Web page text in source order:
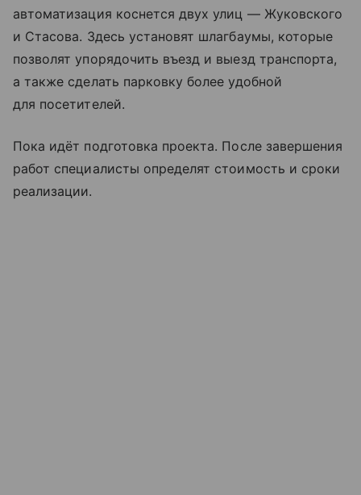
автоматизация коснется двух улиц — Жуковского
и Стасова. Здесь установят шлагбаумы, которые
позволят упорядочить въезд и выезд транспорта,
а также сделать парковку более удобной
для посетителей.
Пока идёт подготовка проекта. После завершения
работ специалисты определят стоимость и сроки
реализации.